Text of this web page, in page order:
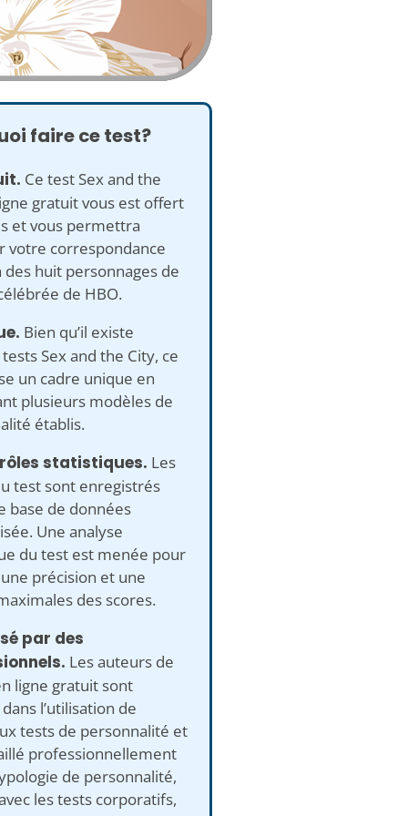
faire ce test?
Ce test Sex and the
gratuit vous est offert
et vous permettra
votre correspondance
des huit personnages de
de HBO.
Bien qu’il existe
tests Sex and the City, ce
un cadre unique en
plusieurs modèles de
établis.
statistiques. Les
test sont enregistrés
base de données
Une analyse
du test est menée pour
précision et une
des scores.
par des
Les auteurs de
ligne gratuit sont
l’utilisation de
tests de personnalité et
professionnellement
de personnalité,
les tests corporatifs,